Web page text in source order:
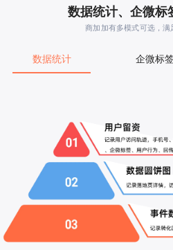
数据统计、企微标
商加加有多模式可选，
数据统计 企微标